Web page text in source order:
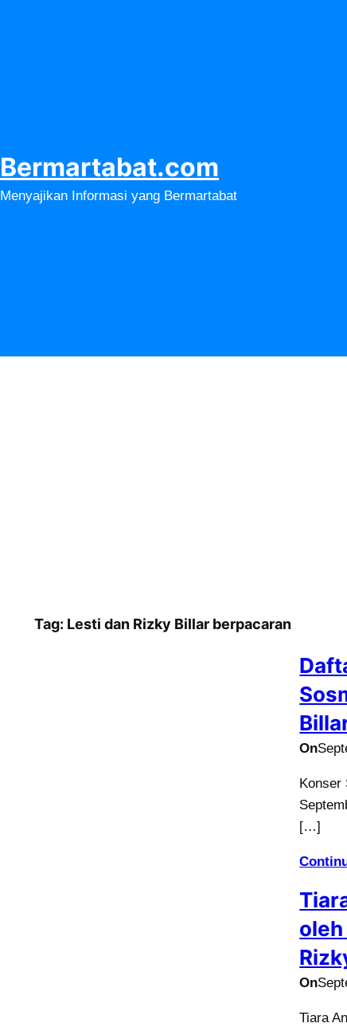
Bermartabat.com
Menyajikan Informasi yang Bermartabat
Tag: Lesti dan Rizky Billar berpacaran
On
Konser
[…]
On
Tiara